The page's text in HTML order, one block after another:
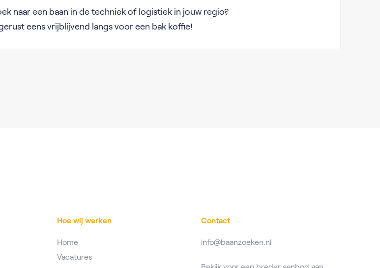
naar een baan in de techniek of logistiek in jouw regio?
eens vrijblijvend langs voor een bak koffie!
Hoe wij werken
Home
Vacatures
Contact
info@baanzoeken.nl